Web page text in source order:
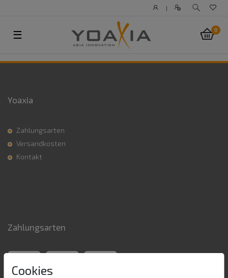
|
0
☰
Yoaxia
Zahlungsarten
Versandkosten
Kontakt
Zahlungsarten
Cookies